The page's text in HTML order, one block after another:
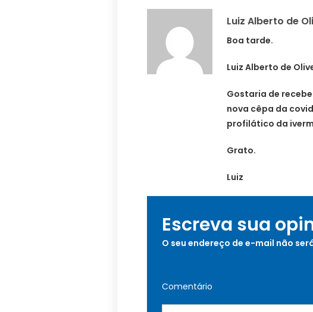
Luiz Alberto de
Boa tarde.
Luiz Alberto de
Gostaria de
nova cêpa da
profilático da
Grato.
Luiz
Escreva sua
O seu endereço de e-mail não
Comentário